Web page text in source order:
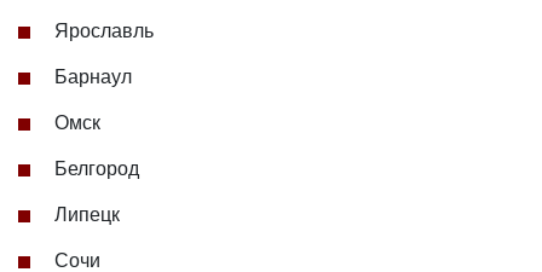
Ярославль
Барнаул
Омск
Белгород
Липецк
Сочи